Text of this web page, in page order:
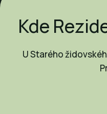
Kde
U Starého